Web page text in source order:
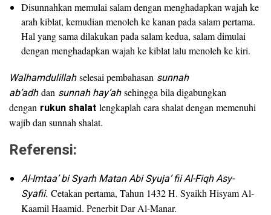
Disunnahkan memulai salam dengan menghadapkan wajah ke
arah kiblat, kemudian menoleh ke kanan pada salam pertama.
Hal yang sama dilakukan pada salam kedua, salam dimulai
dengan menghadapkan wajah ke kiblat lalu menoleh ke kiri.
Walhamdulillahselesai pembahasan sunnah
ab’adhdan sunnah hay’ahsehingga bila digabungkan
dengan rukun shalat lengkaplah cara shalat dengan memenuhi
wajib dan sunnah shalat.
Referensi:
Al-Imtaa’ bi Syarh Matan Abi Syuja’ fii Al-Fiqh Asy-
Syafii. Cetakan pertama, Tahun 1432 H. Syaikh Hisyam Al-
Kaamil Haamid. Penerbit Dar Al-Manar.